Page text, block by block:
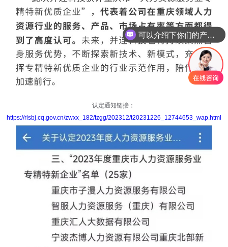
认定通知链接：
https://rlsbj.cq.gov.cn/zwxx_182/tzgg/202312/t20231226_12744653_wap.html
可以介绍下你们的产品么
你们是怎么收费的呢